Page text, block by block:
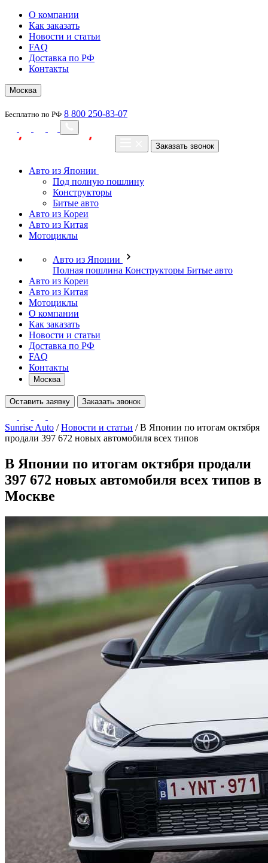
О компании
Как заказать
Новости и статьи
FAQ
Доставка по РФ
Контакты
Москва
Бесплатно по РФ 8 800 250-83-07
Заказать звонок
Авто из Японии
Под полную пошлину
Конструкторы
Битые авто
Авто из Кореи
Авто из Китая
Мотоциклы
Авто из Японии
Полная пошлина Конструкторы Битые авто
Авто из Кореи
Авто из Китая
Мотоциклы
О компании
Как заказать
Новости и статьи
Доставка по РФ
FAQ
Контакты
Москва
Оставить заявку Заказать звонок
Sunrise Auto / Новости и статьи / В Японии по итогам октября
продали 397 672 новых автомобиля всех типов
В Японии по итогам октября продали
397 672 новых автомобиля всех типов в
Москве